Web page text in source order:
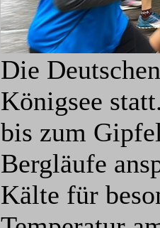
Die
Königsee
bis zum
Bergläufe
Kälte für